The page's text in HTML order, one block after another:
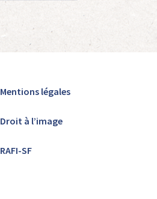
Mentions légales
Droit à l’image
RAFI-SF